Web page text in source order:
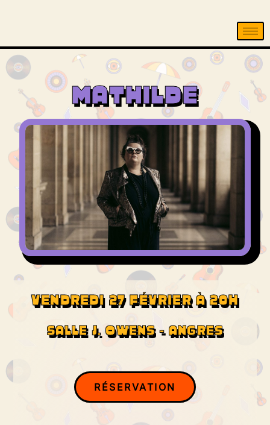
MATHILDE
VENDREDI 27 FÉVRIER À 20H
SALLE J. OWENS - ANGRES
RÉSERVATION